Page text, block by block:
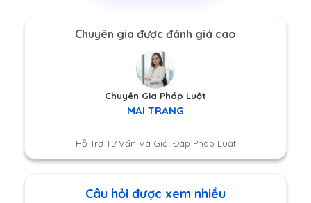
Chuyên gia được đánh giá cao
Chuyên Gia Pháp Luật
MAI TRANG
Hỗ Trợ Tư Vấn Và Giải Đáp Pháp Luật
Câu hỏi được xem nhiều